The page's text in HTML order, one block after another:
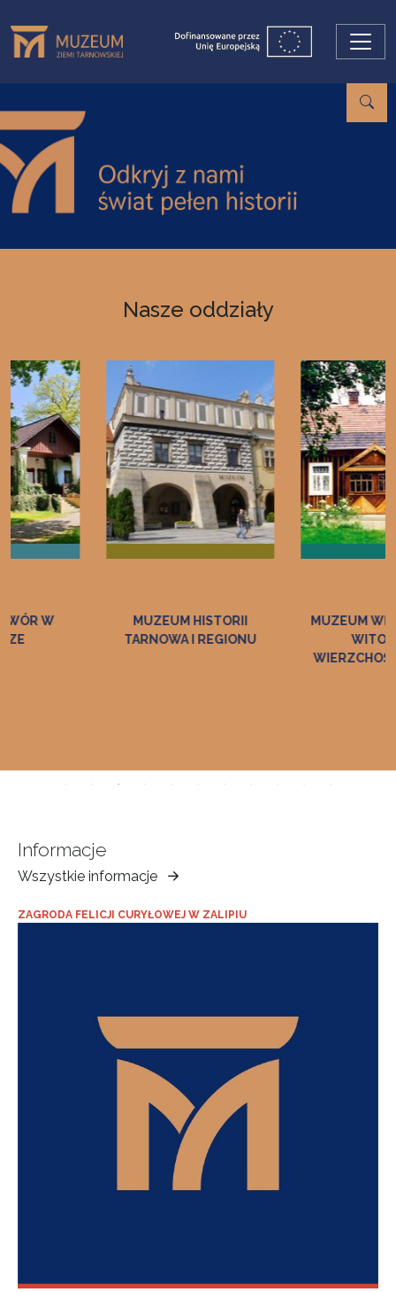
Nasze oddziały
MUZEUM HISTORII
TARNOWA I REGIONU
MUZEUM WINCENTEGO
WIERZCHOSŁAWICACH
Informacje
Wszystkie informacje
Muzeum
Ziemi
Tarnowskiej
ZAGRODA FELICJI CURYŁOWEJ W ZALIPIU